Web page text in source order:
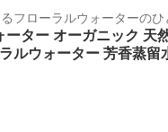
フローラルウォーターのひ
ーター オーガニック 天
ルウォーター 芳香蒸留